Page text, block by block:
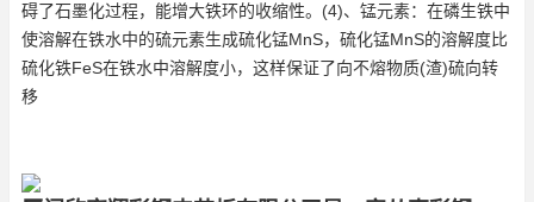
碍了石墨化过程，能增大铁环的收缩性。(4)、锰元素：在磷生铁中
使溶解在铁水中的硫元素生成硫化锰MnS，硫化锰MnS的溶解度比
硫化铁FeS在铁水中溶解度小，这样保证了向不熔物质(渣)硫向转
移